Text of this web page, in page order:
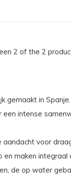
2 of the 2
gemaakt in Spanje.
intense
voor
maken
de op water